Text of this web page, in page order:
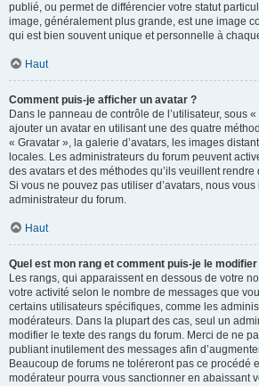
publié, ou permet de différencier votre statut
image, généralement plus grande, est une image
qui est bien souvent unique et personnelle à
Haut
Comment puis-je afficher un avatar ?
Dans le panneau de contrôle de l’utilisateur, sous
ajouter un avatar en utilisant une des quatre
« Gravatar », la galerie d’avatars, les images
locales. Les administrateurs du forum peuvent
des avatars et des méthodes qu’ils veuillent
Si vous ne pouvez pas utiliser d’avatars, nous
administrateur du forum.
Haut
Quel est mon rang et comment puis-je le modifier
Les rangs, qui apparaissent en dessous de votre
votre activité selon le nombre de messages que
certains utilisateurs spécifiques, comme les
modérateurs. Dans la plupart des cas, seul un
modifier le texte des rangs du forum. Merci de ne
publiant inutilement des messages afin
Beaucoup de forums ne toléreront pas ce procédé
modérateur pourra vous sanctionner en abaissant